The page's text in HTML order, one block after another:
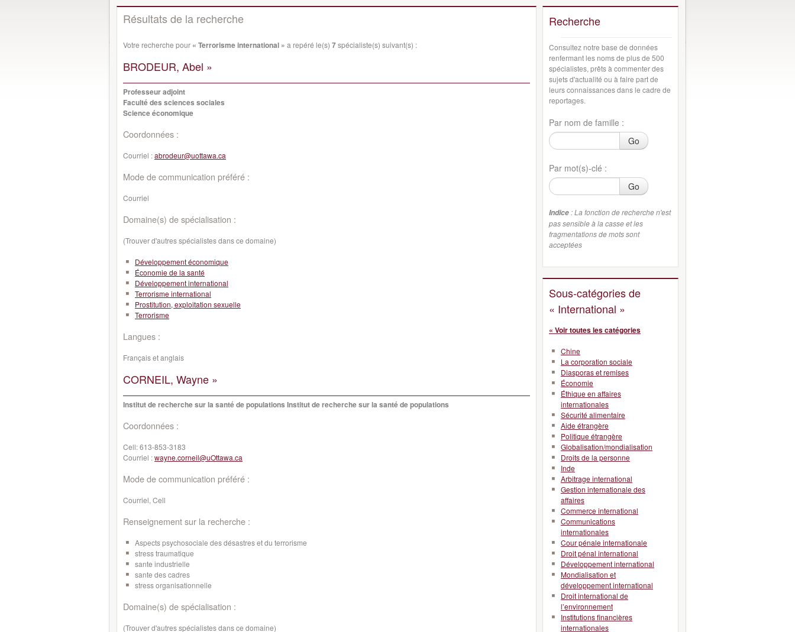
Résultats de la recherche
Votre recherche pour « Terrorisme international » a repéré le(s) 7spécialiste(s) suivant(s) :
BRODEUR, Abel »
Professeur adjoint
Faculté des sciences sociales
Science économique
Coordonnées :
Courriel :abrodeur@uottawa.ca
Mode de communication préféré :
Courriel
Domaine(s) de spécialisation :
(Trouver d'autres spécialistes dans ce domaine)
Développement économique
Économie de la santé
Développement international
Terrorisme international
Prostitution, exploitation sexuelle
Terrorisme
Langues :
Français et anglais
CORNEIL, Wayne »
Institut de recherche sur la santé de populations Institut de recherche sur la santé de populations
Coordonnées :
Cell:613-853-3183
Courriel :wayne.corneil@uOttawa.ca
Mode de communication préféré :
Courriel, Cell
Renseignement sur la recherche :
Aspects psychosociale des désastres et du terrorisme
stress traumatique
sante industrielle
sante des cadres
stress organisationnelle
Domaine(s) de spécialisation :
(Trouver d'autres spécialistes dans ce domaine)
Recherche
Consultez notre base de données
renfermant les noms de plus de 500
spécialistes, prêts à commenter des
sujets d'actualité ou à faire part de
leurs connaissances dans le cadre de
reportages.
Par nom de famille :
Go
Par mot(s)-clé :
Go
Indice : La fonction de recherche n'est
pas sensible à la casse et les
fragmentations de mots sont
acceptées
Sous-catégories de
« International »
« Voir toutes les catégories
Chine
La corporation sociale
Diasporas et remises
Économie
Éthique en affaires
internationales
Sécurité alimentaire
Aide étrangère
Politique étrangère
Globalisation/mondialisation
Droits de la personne
Inde
Arbitrage international
Gestion internationale des
affaires
Commerce international
Communications
internationales
Cour pénale internationale
Droit pénal international
Développement international
Mondialisation et
développement international
Droit international de
l’environnement
Institutions financières
internationales